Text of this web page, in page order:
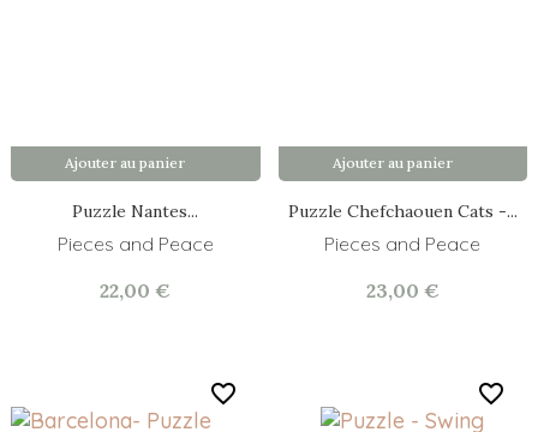
Puzzle Nantes...
Pieces and Peace
22,00 €
Ajouter au panier
Puzzle Chefchaouen Cats -...
Pieces and Peace
23,00 €
Ajouter au panier
favorite_border favorite_border